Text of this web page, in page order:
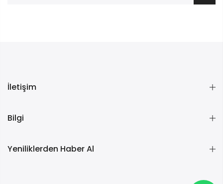
İletişim
Bilgi
Yeniliklerden Haber Al